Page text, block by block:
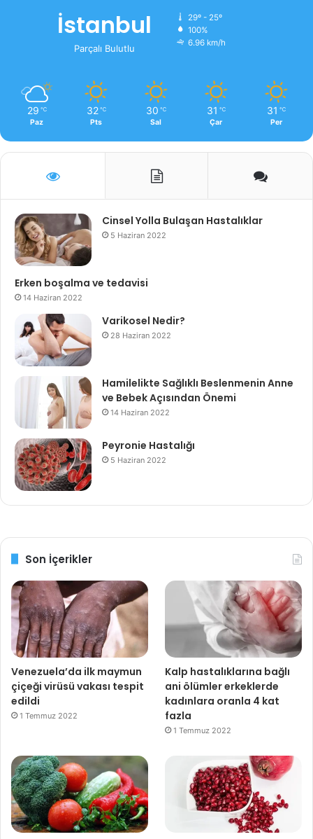
İstanbul
Parçalı Bulutlu
29º - 25º
100%
6.96 km/h
29 ℃
Paz
32 ℃
Pts
30 ℃
Sal
31 ℃
Çar
31 ℃
Per
Cinsel Yolla Bulaşan Hastalıklar
5 Haziran 2022
Erken boşalma ve tedavisi
14 Haziran 2022
Varikosel Nedir?
28 Haziran 2022
Hamilelikte Sağlıklı Beslenmenin Anne
ve Bebek Açısından Önemi
14 Haziran 2022
Peyronie Hastalığı
5 Haziran 2022
Son İçerikler
Venezuela’da ilk maymun
çiçeği virüsü vakası tespit
edildi
1 Temmuz 2022
Kalp hastalıklarına bağlı
ani ölümler erkeklerde
kadınlara oranla 4 kat
fazla
1 Temmuz 2022